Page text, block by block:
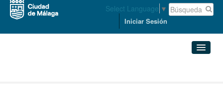
Select Language ▼
Iniciar Sesión